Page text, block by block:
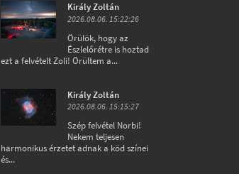
Király Zoltán
2026.08.06. 15:22:26
Örülök, hogy az
Észlelőrétre is hoztad
ezt a felvételt Zoli! Örültem a...
Király Zoltán
2026.08.06. 15:15:27
Szép felvétel Norbi!
Nekem teljesen
harmonikus érzetet adnak a köd színei
és...